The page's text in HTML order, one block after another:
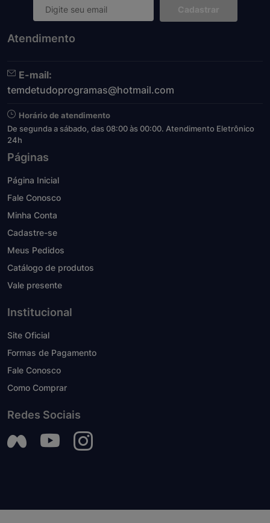
Cadastrar
Atendimento
E-mail:
temdetudoprogramas@hotmail.com
Horário de atendimento
De segunda a sábado, das 08:00 às 00:00. Atendimento Eletrônico
24h
Páginas
Página Inicial
Fale Conosco
Minha Conta
Cadastre-se
Meus Pedidos
Catálogo de produtos
Vale presente
Institucional
Site Oficial
Formas de Pagamento
Fale Conosco
Como Comprar
Redes Sociais